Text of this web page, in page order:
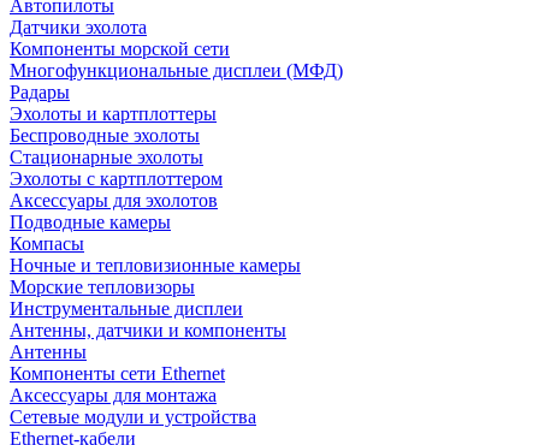
Автопилоты
Датчики эхолота
Компоненты морской сети
Многофункциональные дисплеи (МФД)
Радары
Эхолоты и картплоттеры
Беспроводные эхолоты
Стационарные эхолоты
Эхолоты с картплоттером
Аксессуары для эхолотов
Подводные камеры
Компасы
Ночные и тепловизионные камеры
Морские тепловизоры
Инструментальные дисплеи
Антенны, датчики и компоненты
Антенны
Компоненты сети Ethernet
Аксессуары для монтажа
Сетевые модули и устройства
Ethernet-кабели